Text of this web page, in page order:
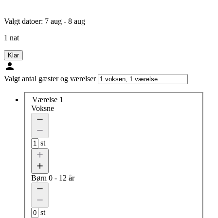
Valgt datoer: 7 aug - 8 aug
1 nat
Klar
Valgt antal gæster og værelser
Værelse 1
Voksne
st
Børn 0 - 12 år
st